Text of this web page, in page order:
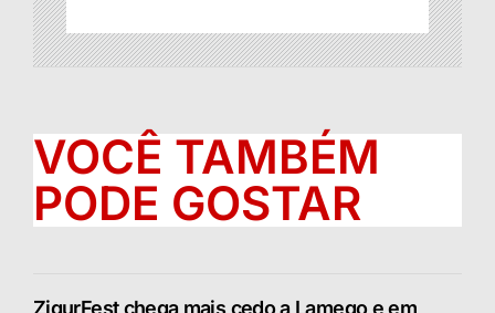
VOCÊ TAMBÉM
PODE GOSTAR
ZigurFest chega mais cedo a Lamego e em